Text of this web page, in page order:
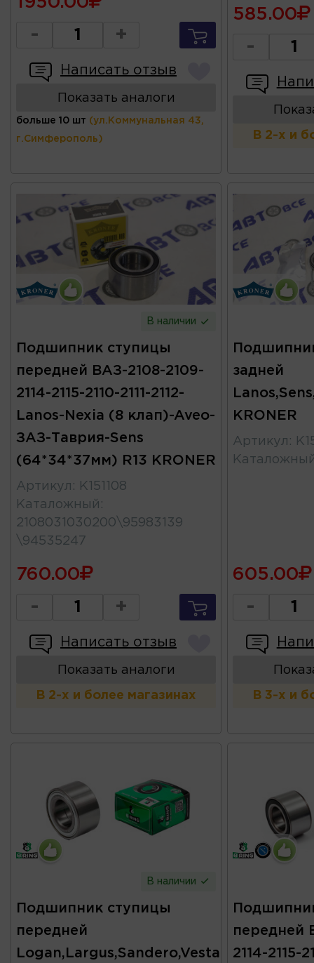
- +
Написать отзыв
Показать аналоги
больше 10 шт (ул.Коммунальная 43,
г.Симферополь)
585.00
-
В 2-х и
В наличии
Подшипник ступицы
передней ВАЗ-2108-2109-
2114-2115-2110-2111-2112-
Lanos-Nexia (8 клап)-Aveo-
ЗАЗ-Таврия-Sens
(64*34*37мм) R13 KRONER
Артикул :
K151108
Каталожный :
2108031030200\95983139
\94535247
760.00
- +
Написать отзыв
Показать аналоги
В 2-х и более магазинах
задней
KRONER
Артикул :
605.00
-
В 3-х и
В наличии
Подшипник ступицы
передней
Logan,Largus,Sandero,Vesta
передней
2114-2115-